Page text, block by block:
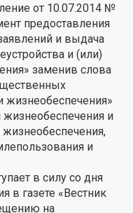
от 10.07.2014 №
предоставления
и выдача
и (или)
заменив слова
жизнеобеспечения»
жизнеобеспечения и
жизнеобеспечения,
и
в силу со дня
в газете «Вестник
на